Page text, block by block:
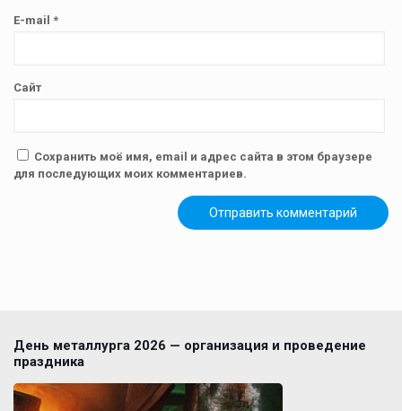
E-mail *
Сайт
Сохранить моё имя, email и адрес сайта в этом браузере
для последующих моих комментариев.
День металлурга 2026 — организация и проведение
праздника